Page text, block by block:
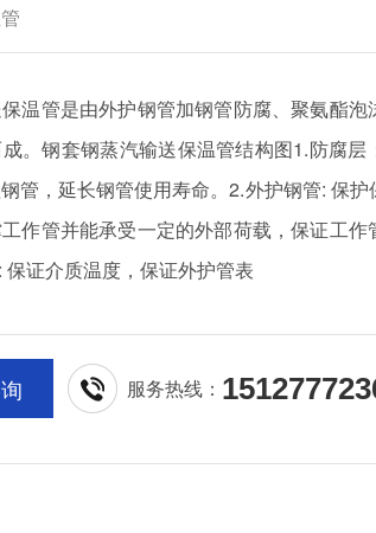
温管是由外护钢管加钢管防腐、聚氨酯泡
。钢套钢蒸汽输送保温管结构图1.防腐层
管，延长钢管使用寿命。2.外护钢管: 保
作管并能承受一定的外部荷载，保证工作
证介质温度，保证外护管表
服务热线：